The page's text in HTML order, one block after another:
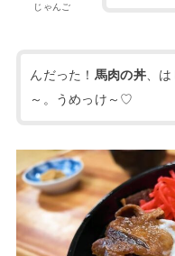
じゃんご
んだった！ 馬肉の丼、は
～。うめっけ～♡